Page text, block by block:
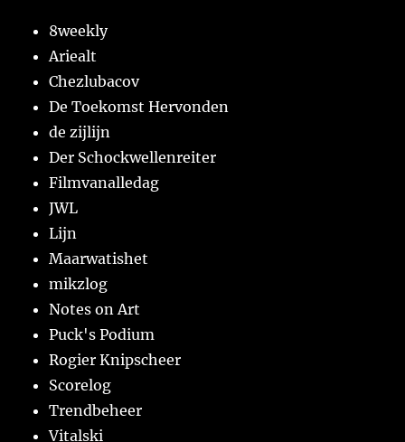
8weekly
Ariealt
Chezlubacov
De Toekomst Hervonden
de zijlijn
Der Schockwellenreiter
Filmvanalledag
JWL
Lijn
Maarwatishet
mikzlog
Notes on Art
Puck's Podium
Rogier Knipscheer
Scorelog
Trendbeheer
Vitalski